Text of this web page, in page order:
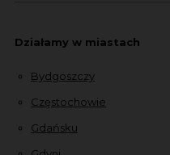
Działamy w miastach
Bydgoszczy
Częstochowie
Gdańsku